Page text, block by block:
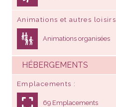
Animations et autres loisirs
Animations organisées
HÉBERGEMENTS
Emplacements
69 Emplacements